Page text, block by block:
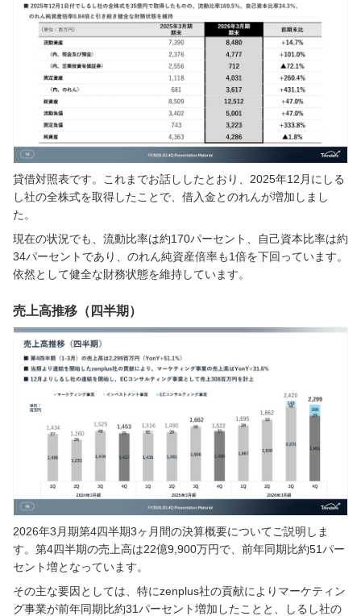
貸借対照表です。これまでお話ししたとおり、2025年12月にしる
し社の全株式を取得したことで、借入金とのれんが増加しまし
た。
現在の状況でも、流動比率は約170パーセント、自己資本比率は約
34パーセントであり、のれん純資産倍率も1倍を下回っています。
依然として健全な財務状態を維持しています。
売上高推移（四半期）
2026年3月期第4四半期3ヶ月間の決算概要についてご説明しま
す。第4四半期の売上高は22億9,900万円で、前年同期比約51パー
セント増となっています。
その主な要因としては、特にzenplus社の貢献によりマーケティン
グ事業が前年同期比約31パーセント増加したことと、しるし社の